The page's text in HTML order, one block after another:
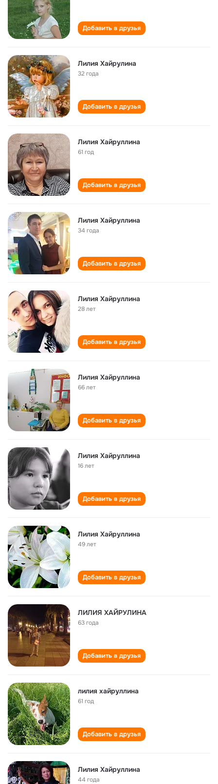
Добавить в друзья
Лилия Хайрулина
32 года
Добавить в друзья
Лилия Хайруллина
61 год
Добавить в друзья
Лилия Хайруллина
34 года
Добавить в друзья
Лилия Хайруллина
28 лет
Добавить в друзья
Лилия Хайруллина
66 лет
Добавить в друзья
Лилия Хайруллина
16 лет
Добавить в друзья
Лилия Хайруллина
49 лет
Добавить в друзья
ЛИЛИЯ ХАЙРУЛИНА
63 года
Добавить в друзья
лилия хайруллина
61 год
Добавить в друзья
Лилия Хайруллина
44 года